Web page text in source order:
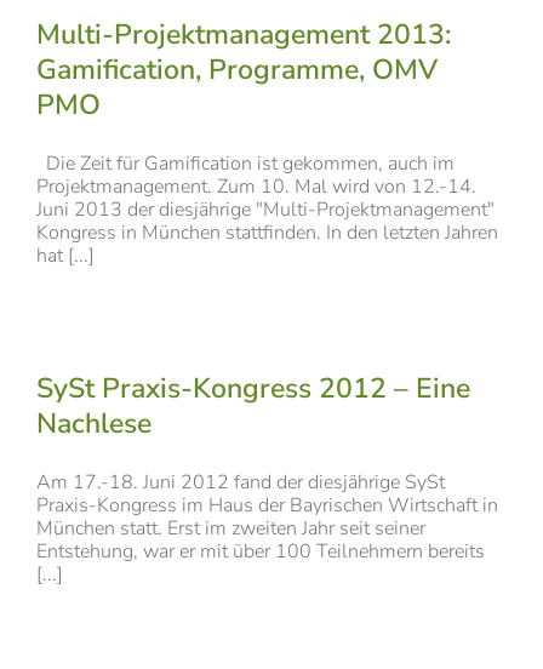
Multi-Projektmanagement 2013:
Gamification, Programme, OMV
PMO
Die Zeit für Gamification ist gekommen, auch im
Projektmanagement. Zum 10. Mal wird von 12.-14.
Juni 2013 der diesjährige "Multi-Projektmanagement"
Kongress in München stattfinden. In den letzten Jahren
hat [...]
SySt Praxis-Kongress 2012 – Eine
Nachlese
Am 17.-18. Juni 2012 fand der diesjährige SySt
Praxis-Kongress im Haus der Bayrischen Wirtschaft in
München statt. Erst im zweiten Jahr seit seiner
Entstehung, war er mit über 100 Teilnehmern bereits
[...]